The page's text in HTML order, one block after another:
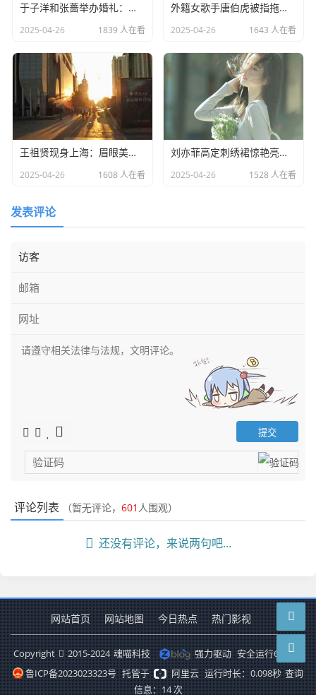
于子洋和张蔷举办婚礼：一对赛场情场双丰收的人生赢家​
2025-04-26 1839 人在看
外籍女歌手唐伯虎被指拖欠劳务费：明星责任不应该缺席​
2025-04-26 1643 人在看
王祖贤现身上海：眉眼美丽气质优雅，时光难掩女神风采
2025-04-26 1608 人在看
​刘亦菲高定刺绣裙惊艳亮相：皮肤白到发光诠释东方美学​
2025-04-26 1528 人在看
发表评论
评论列表 （暂无评论， 601 人围观）
还没有评论，来说两句吧...
网站首页 网站地图 今日热点 热门影视
Copyright 2015-2024 魂喵科技 强力驱动 安全运行6575天
鲁ICP备2023023323号 托管于 阿里云 运行时长：0.098秒 查询
信息：14 次